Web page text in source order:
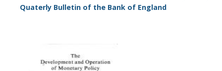
Quaterly Bulletin of the Bank of England